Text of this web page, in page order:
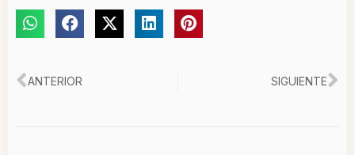
Ant
ANTERIOR SIGUIENTE